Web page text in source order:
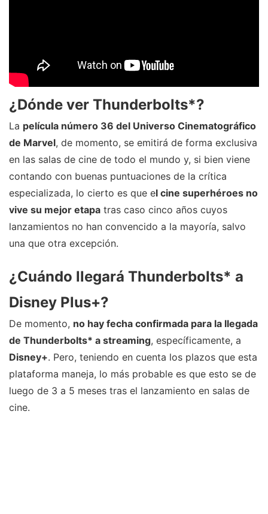
¿Dónde ver Thunderbolts*?
La película número 36 del Universo Cinematográfico
de Marvel, de momento, se emitirá de forma exclusiva
en las salas de cine de todo el mundo y, si bien viene
contando con buenas puntuaciones de la crítica
especializada, lo cierto es que el cine superhéroes no
vive su mejor etapa tras caso cinco años cuyos
lanzamientos no han convencido a la mayoría, salvo
una que otra excepción.
¿Cuándo llegará Thunderbolts* a
Disney Plus+?
De momento, no hay fecha confirmada para la llegada
de Thunderbolts* a streaming, específicamente, a
Disney+. Pero, teniendo en cuenta los plazos que esta
plataforma maneja, lo más probable es que esto se de
luego de 3 a 5 meses tras el lanzamiento en salas de
cine.